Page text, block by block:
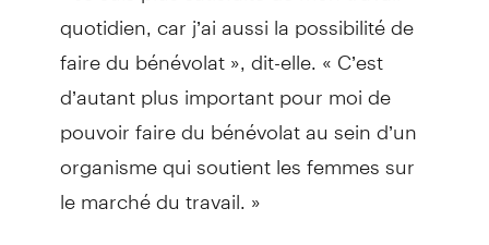
quotidien, car j’ai aussi la possibilité de
faire du bénévolat », dit-elle. « C’est
d’autant plus important pour moi de
pouvoir faire du bénévolat au sein d’un
organisme qui soutient les femmes sur
le marché du travail. »